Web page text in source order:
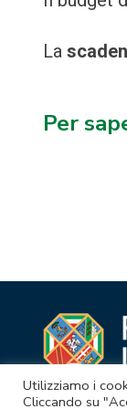
La
Per
Utilizziamo i
Cliccando su